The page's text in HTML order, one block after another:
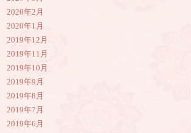
2020年2月
2020年1月
2019年12月
2019年11月
2019年10月
2019年9月
2019年8月
2019年7月
2019年6月